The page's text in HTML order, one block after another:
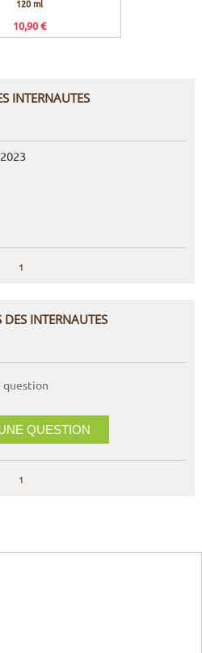
120 ml
10,90 €
INTERNAUTES
1
INTERNAUTES
question
QUESTION
1